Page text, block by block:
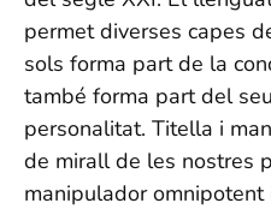
permet diverses capes
sols forma part de la
també forma part del
personalitat. Titella i
de mirall de les nostres
manipulador